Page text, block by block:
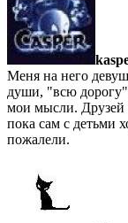
Меня на него
души, "всю дорогу"
мои мысли. Друзей
пока сам с детьми
пожалели.